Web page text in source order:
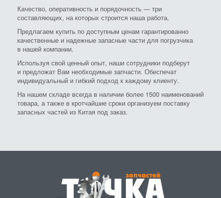
Качество, оперативность и порядочность — три
составляющих, на которых строится наша работа.
Предлагаем купить по доступным ценам гарантированно
качественные и надежные запасные части для погрузчика
в нашей компании.
Используя свой ценный опыт, наши сотрудники подберут
и предложат Вам необходимые запчасти. Обеспечат
индивидуальный и гибкий подход к каждому клиенту.
На нашем складе всегда в наличии более 1500 наименований
товара, а также в кротчайшие сроки организуем поставку
запасных частей из Китая под заказ.